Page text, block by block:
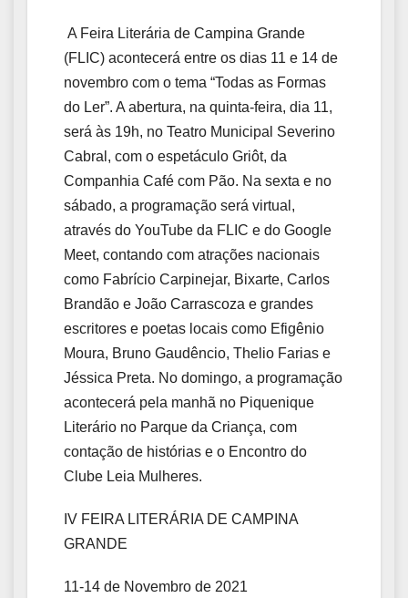
A Feira Literária de Campina Grande
(FLIC) acontecerá entre os dias 11 e 14 de
novembro com o tema “Todas as Formas
do Ler”. A abertura, na quinta-feira, dia 11,
será às 19h, no Teatro Municipal Severino
Cabral, com o espetáculo Griôt, da
Companhia Café com Pão. Na sexta e no
sábado, a programação será virtual,
através do YouTube da FLIC e do Google
Meet, contando com atrações nacionais
como Fabrício Carpinejar, Bixarte, Carlos
Brandão e João Carrascoza e grandes
escritores e poetas locais como Efigênio
Moura, Bruno Gaudêncio, Thelio Farias e
Jéssica Preta. No domingo, a programação
acontecerá pela manhã no Piquenique
Literário no Parque da Criança, com
contação de histórias e o Encontro do
Clube Leia Mulheres.
IV FEIRA LITERÁRIA DE CAMPINA
GRANDE
11-14 de Novembro de 2021